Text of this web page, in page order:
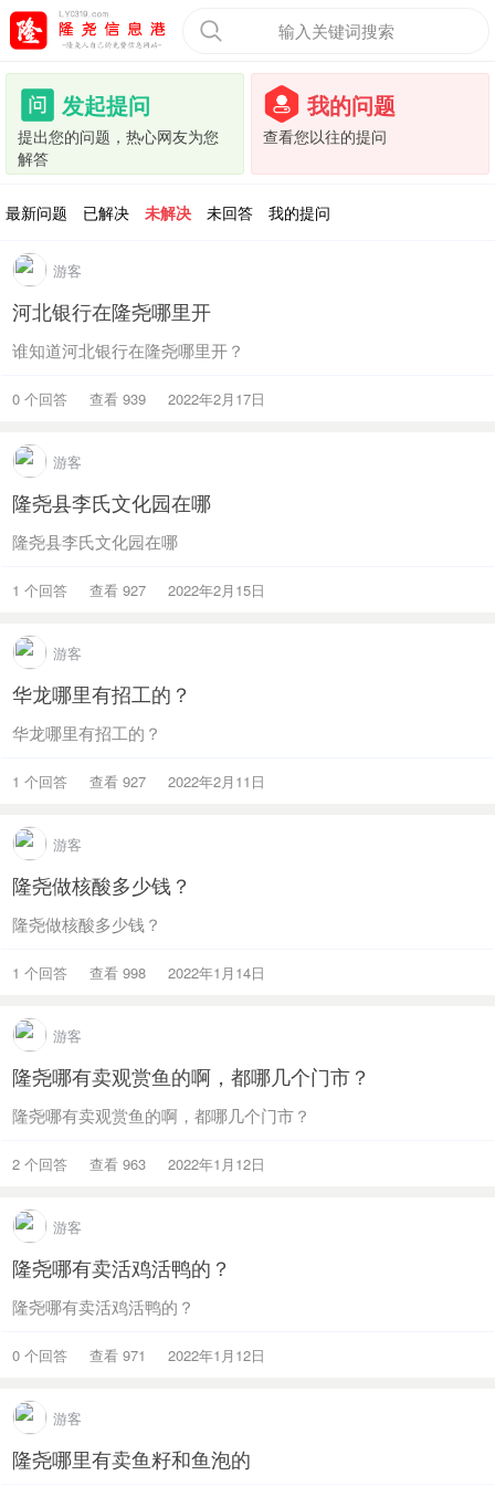
输入关键词搜索
发起提问
提出您的问题，热心网友为您
解答
我的问题
查看您以往的提问
最新问题 已解决 未解决 未回答 我的提问
游客
河北银行在隆尧哪里开
谁知道河北银行在隆尧哪里开？
0 个回答 查看 939 2022年2月17日
游客
隆尧县李氏文化园在哪
隆尧县李氏文化园在哪
1 个回答 查看 927 2022年2月15日
游客
华龙哪里有招工的？
华龙哪里有招工的？
1 个回答 查看 927 2022年2月11日
游客
隆尧做核酸多少钱？
隆尧做核酸多少钱？
1 个回答 查看 998 2022年1月14日
游客
隆尧哪有卖观赏鱼的啊，都哪几个门市？
隆尧哪有卖观赏鱼的啊，都哪几个门市？
2 个回答 查看 963 2022年1月12日
游客
隆尧哪有卖活鸡活鸭的？
隆尧哪有卖活鸡活鸭的？
0 个回答 查看 971 2022年1月12日
游客
隆尧哪里有卖鱼籽和鱼泡的